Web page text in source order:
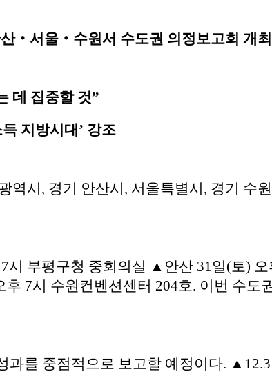
‧서울‧수원서 수도권 의정보고회 개최
데 집중할 것”
지방시대’ 강조
시, 경기 안산시, 서울특별시, 경기 수
부평구청 중회의실 ▲안산 31일(토)
7시 수원컨벤션센터 204호. 이번 수도
과를 중점적으로 보고할 예정이다.